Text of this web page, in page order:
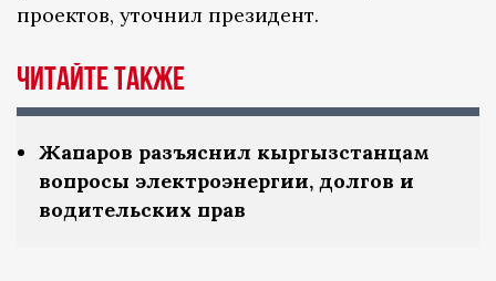
проектов, уточнил президент.
Читайте также
Жапаров разъяснил кыргызстанцам
вопросы электроэнергии, долгов и
водительских прав